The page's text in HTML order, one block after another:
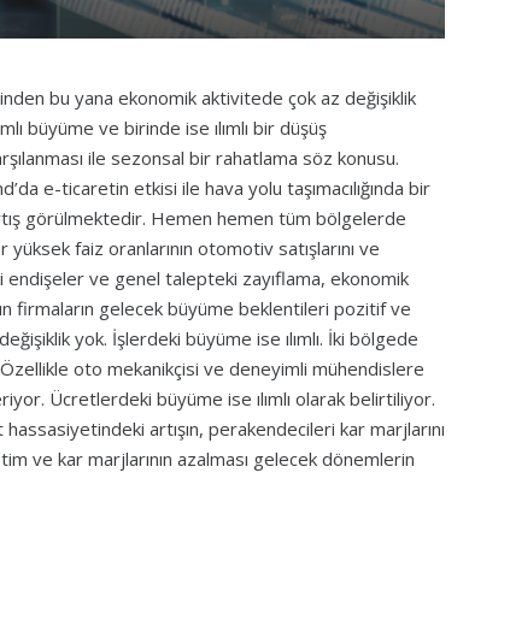
bu yana ekonomik aktivitede çok az değişiklik
büyüme ve birinde ise ılımlı bir düşüş
ile sezonsal bir rahatlama söz konusu.
e-ticaretin etkisi ile hava yolu taşımacılığında bir
görülmektedir. Hemen hemen tüm bölgelerde
faiz oranlarının otomotiv satışlarını ve
endişeler ve genel talepteki zayıflama, ekonomik
firmaların gelecek büyüme beklentileri pozitif ve
yok. İşlerdeki büyüme ise ılımlı. İki bölgede
Özellikle oto mekanikçisi ve deneyimli mühendislere
Ücretlerdeki büyüme ise ılımlı olarak belirtiliyor.
artışın, perakendecileri kar marjlarını
ve kar marjlarının azalması gelecek dönemlerin